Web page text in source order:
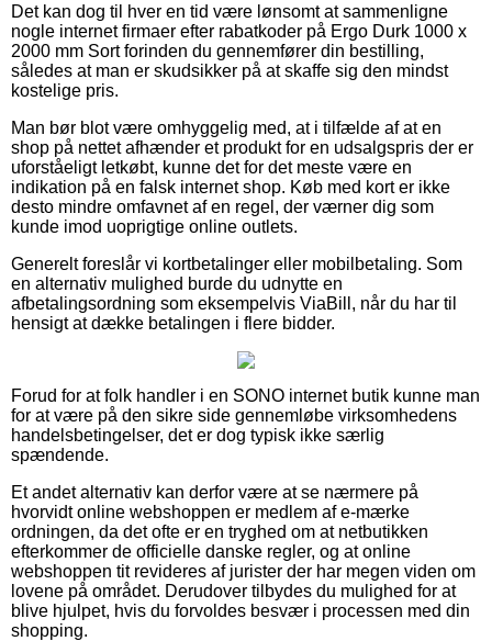
Det kan dog til hver en tid være lønsomt at sammenligne
nogle internet firmaer efter rabatkoder på Ergo Durk 1000 x
2000 mm Sort forinden du gennemfører din bestilling,
således at man er skudsikker på at skaffe sig den mindst
kostelige pris.
Man bør blot være omhyggelig med, at i tilfælde af at en
shop på nettet afhænder et produkt for en udsalgspris der er
uforståeligt letkøbt, kunne det for det meste være en
indikation på en falsk internet shop. Køb med kort er ikke
desto mindre omfavnet af en regel, der værner dig som
kunde imod uoprigtige online outlets.
Generelt foreslår vi kortbetalinger eller mobilbetaling. Som
en alternativ mulighed burde du udnytte en
afbetalingsordning som eksempelvis ViaBill, når du har til
hensigt at dække betalingen i flere bidder.
Forud for at folk handler i en SONO internet butik kunne man
for at være på den sikre side gennemløbe virksomhedens
handelsbetingelser, det er dog typisk ikke særlig
spændende.
Et andet alternativ kan derfor være at se nærmere på
hvorvidt online webshoppen er medlem af e-mærke
ordningen, da det ofte er en tryghed om at netbutikken
efterkommer de officielle danske regler, og at online
webshoppen tit revideres af jurister der har megen viden om
lovene på området. Derudover tilbydes du mulighed for at
blive hjulpet, hvis du forvoldes besvær i processen med din
shopping.